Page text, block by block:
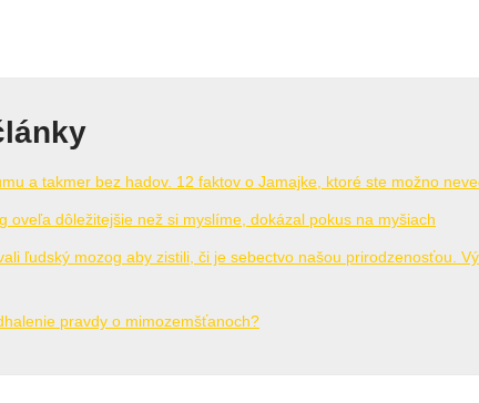
a takmer bez hadov. 12 faktov o Jamajke, ktoré ste možno
oveľa dôležitejšie než si myslíme, dokázal pokus na myšiach
ľudský mozog aby zistili, či je sebectvo našou prirodzenosťou.
pravdy o mimozemšťanoch?